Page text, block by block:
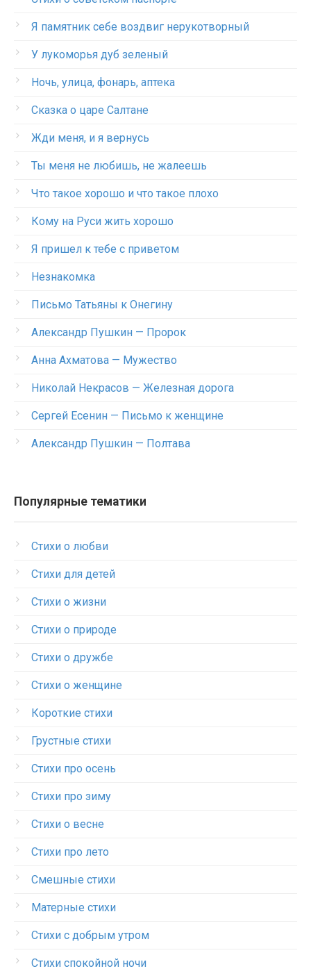
Я памятник себе воздвиг нерукотворный
У лукоморья дуб зеленый
Ночь, улица, фонарь, аптека
Сказка о царе Салтане
Жди меня, и я вернусь
Ты меня не любишь, не жалеешь
Что такое хорошо и что такое плохо
Кому на Руси жить хорошо
Я пришел к тебе с приветом
Незнакомка
Письмо Татьяны к Онегину
Александр Пушкин — Пророк
Анна Ахматова — Мужество
Николай Некрасов — Железная дорога
Сергей Есенин — Письмо к женщине
Александр Пушкин — Полтава
Популярные тематики
Стихи о любви
Стихи для детей
Стихи о жизни
Стихи о природе
Стихи о дружбе
Стихи о женщине
Короткие стихи
Грустные стихи
Стихи про осень
Стихи про зиму
Стихи о весне
Стихи про лето
Смешные стихи
Матерные стихи
Стихи с добрым утром
Стихи спокойной ночи